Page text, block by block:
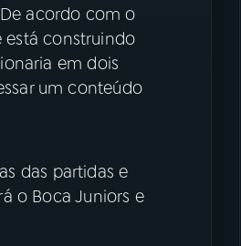
acordo com o
está construindo
em dois
um conteúdo
das partidas e
o Boca Juniors e